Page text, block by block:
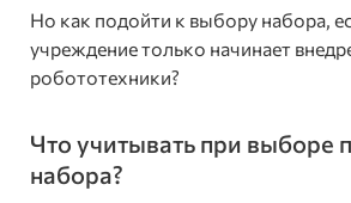
Но как подойти к выбору набора,
учреждение только начинает
робототехники?
Что учитывать при выборе
набора?